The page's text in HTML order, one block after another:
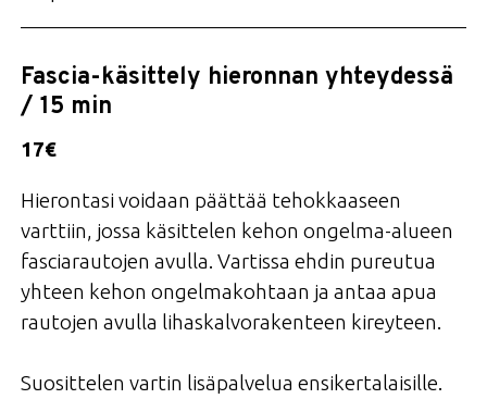
17€
Fascia-käsittely hieronnan yhteydessä
/ 15 min
Hierontasi voidaan päättää tehokkaaseen
varttiin, jossa käsittelen kehon ongelma-alueen
fasciarautojen avulla. Vartissa ehdin pureutua
yhteen kehon ongelmakohtaan ja antaa apua
rautojen avulla lihaskalvorakenteen kireyteen.
Suosittelen vartin lisäpalvelua ensikertalaisille.